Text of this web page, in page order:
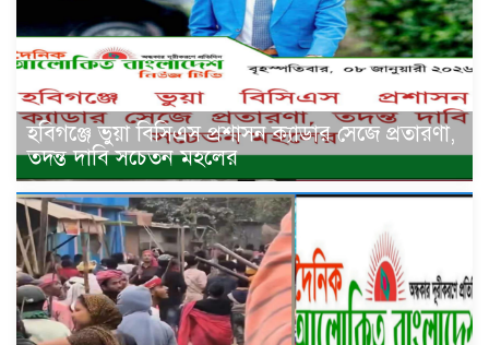
হবিগঞ্জে ভুয়া বিসিএস প্রশাসন ক্যাডার সেজে প্রতারণা,
তদন্ত দাবি সচেতন মহলের